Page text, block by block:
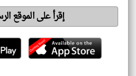
إقرأ على الموقع